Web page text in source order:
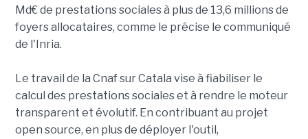
Md€ de prestations sociales à plus de 13,6 millions de
foyers allocataires, comme le précise le communiqué
de l'Inria.
Le travail de la Cnaf sur Catala vise à fiabiliser le
calcul des prestations sociales et à rendre le moteur
transparent et évolutif. En contribuant au projet
open source, en plus de déployer l'outil,